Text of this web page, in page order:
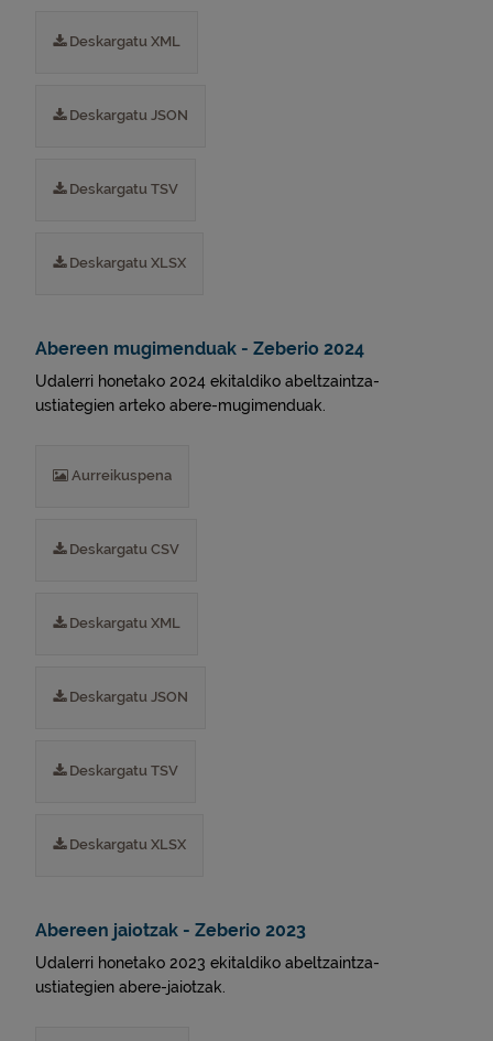
Deskargatu XML
Deskargatu JSON
Deskargatu TSV
Deskargatu XLSX
Abereen mugimenduak - Zeberio 2024
Udalerri honetako 2024 ekitaldiko abeltzaintza-
ustiategien arteko abere-mugimenduak.
Aurreikuspena
Deskargatu CSV
Deskargatu XML
Deskargatu JSON
Deskargatu TSV
Deskargatu XLSX
Abereen jaiotzak - Zeberio 2023
Udalerri honetako 2023 ekitaldiko abeltzaintza-
ustiategien abere-jaiotzak.